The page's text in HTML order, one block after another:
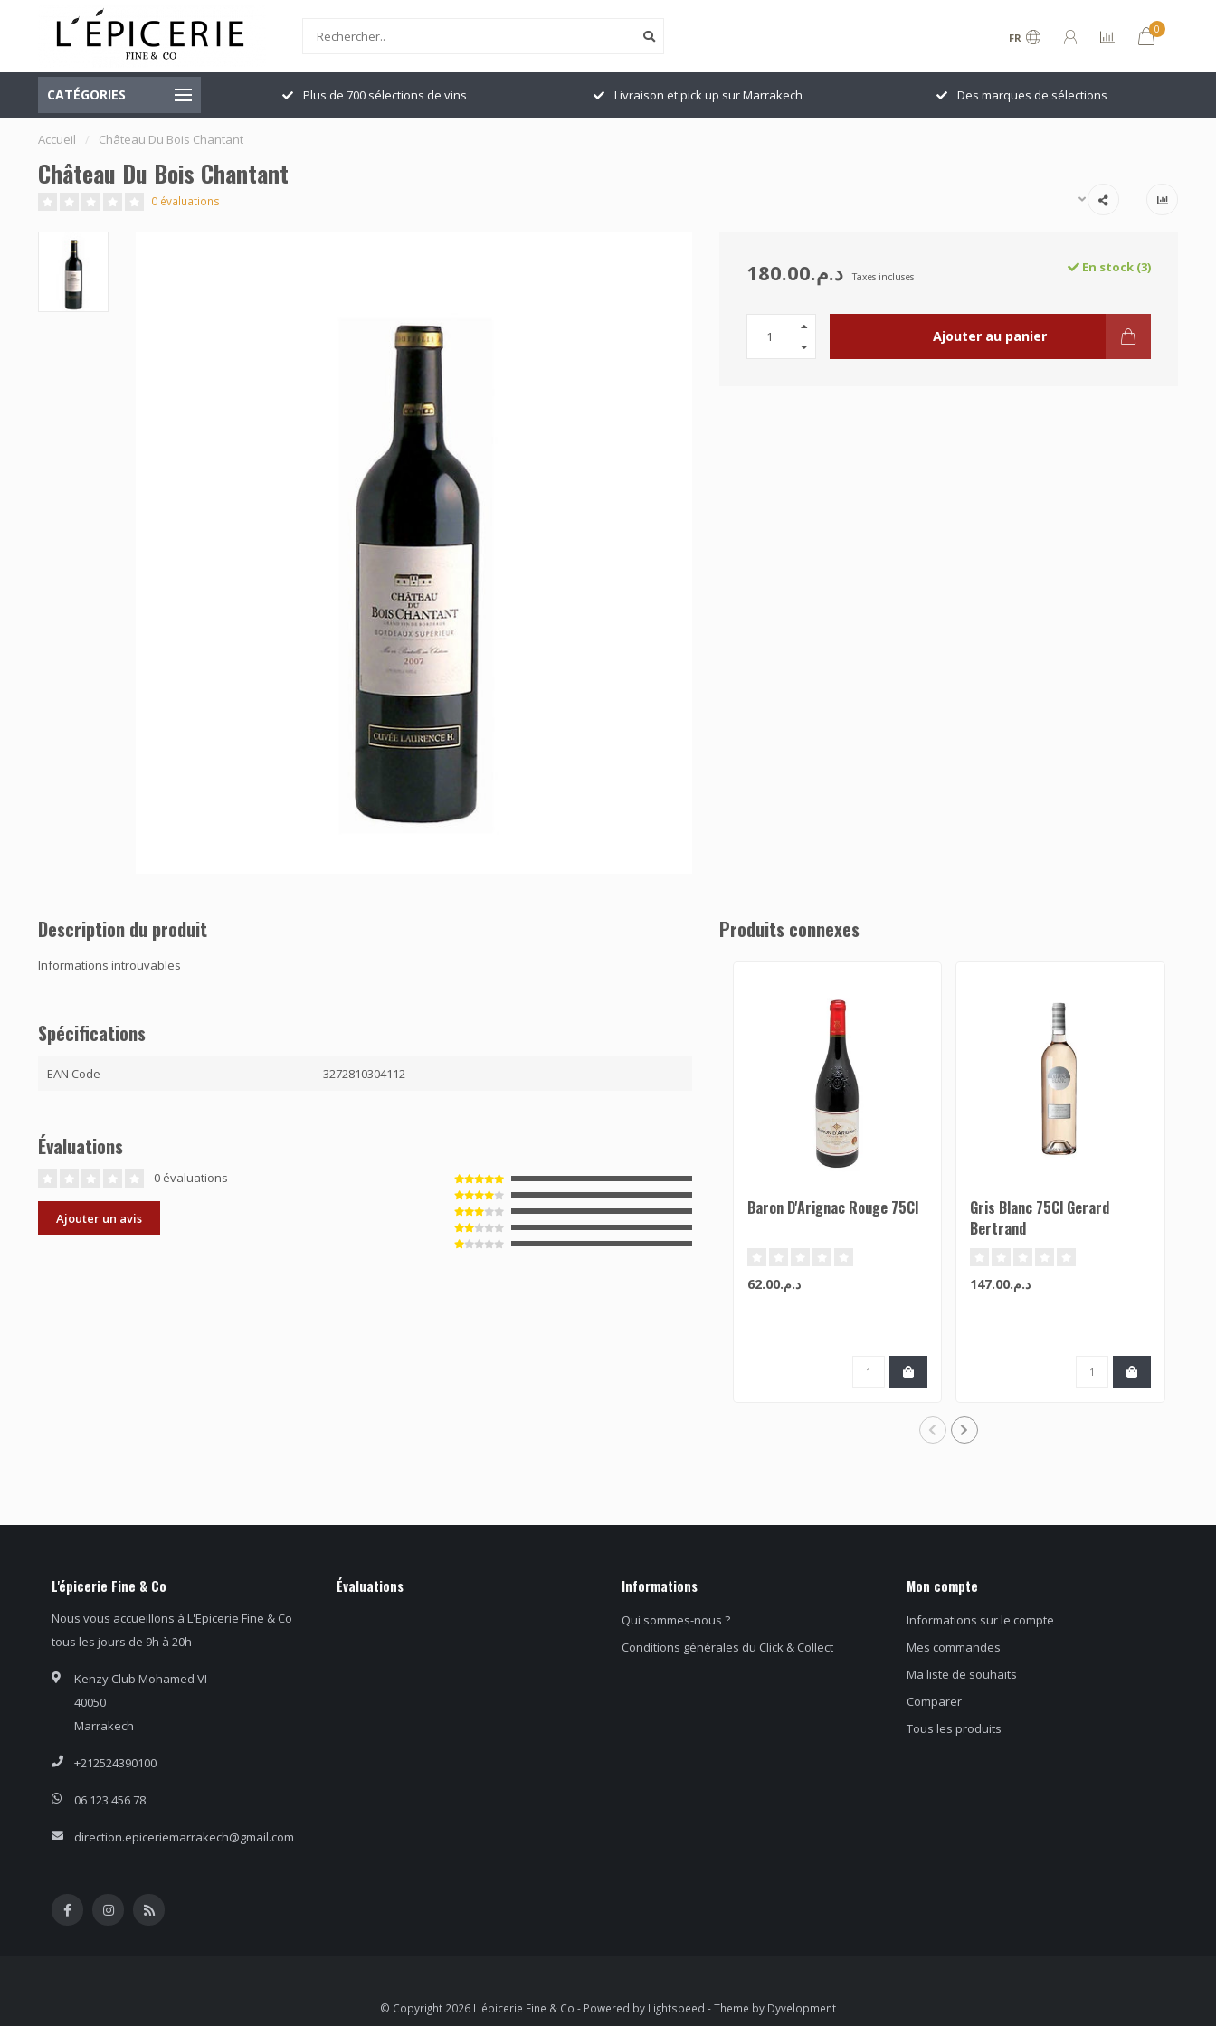
FR
0
CATÉGORIES
Officiellement ouvert Plus de 700 sélections de vins Livraison et pick up sur Marrakech Des marques de sélections
Accueil / Château Du Bois Chantant
Château Du Bois Chantant
0 évaluations
د.م.180.00 Taxes incluses
En stock (3)
Ajouter au panier
Description du produit
Informations introuvables
Spécifications
EAN Code 3272810304112
Évaluations
0 évaluations
Ajouter un avis
Produits connexes
Baron D'Arignac Rouge 75Cl
د.م.62.00
Gris Blanc 75Cl Gerard
Bertrand
د.م.147.00
L'épicerie Fine & Co
Nous vous accueillons à L'Epicerie Fine & Co
tous les jours de 9h à 20h
Kenzy Club Mohamed VI
40050
Marrakech
+212524390100
06 123 456 78
direction.epiceriemarrakech@gmail.com
Évaluations Informations
Qui sommes-nous ?
Conditions générales du Click & Collect
Mon compte
Informations sur le compte
Mes commandes
Ma liste de souhaits
Comparer
Tous les produits
© Copyright 2026 L'épicerie Fine & Co - Powered by Lightspeed - Theme by Dyvelopment